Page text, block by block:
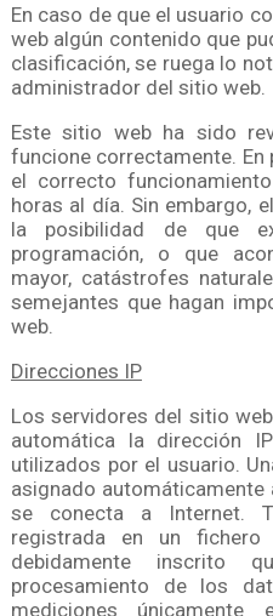
En caso de que el usuario
web algún contenido que
clasificación, se ruega lo
administrador del sitio web.
Este sitio web ha sido
funcione correctamente. En
el correcto
horas al día. Sin embargo,
la posibilidad de que
programación, o que
mayor, catástrofes
semejantes que hagan
web.
Direcciones IP
Los servidores del sitio
automática la dirección
utilizados por el usuario.
asignado
se conecta a Internet.
registrada en un
debidamente inscrito
procesamiento de los
mediciones únicamente